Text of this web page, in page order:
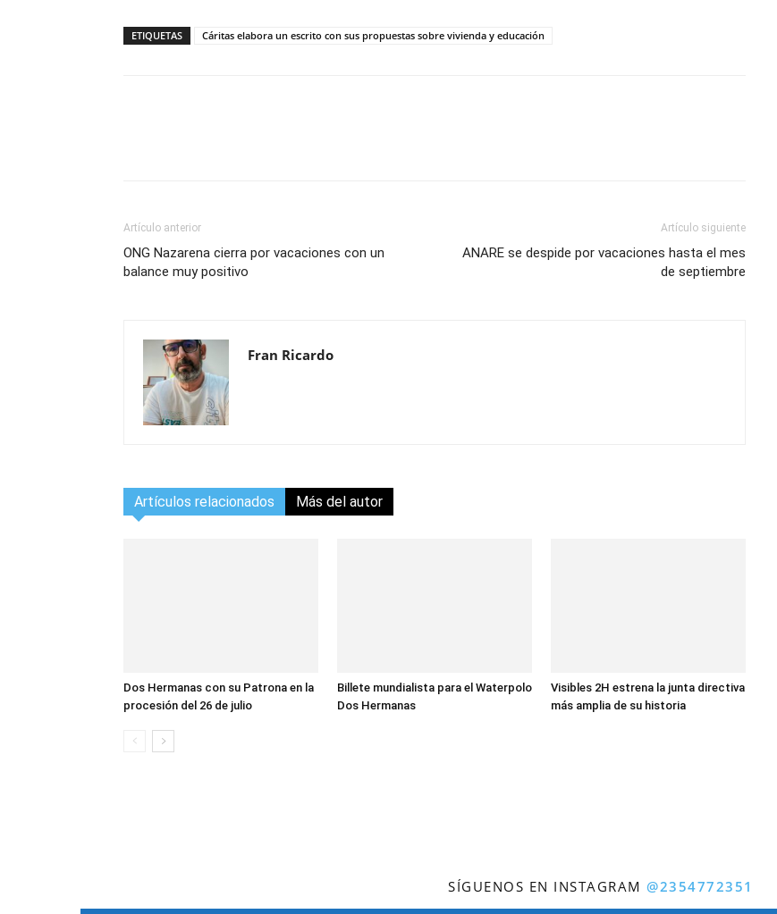
ETIQUETAS Cáritas elabora un escrito con sus propuestas sobre vivienda y educación
Artículo anterior
ONG Nazarena cierra por vacaciones con un
balance muy positivo
Artículo siguiente
ANARE se despide por vacaciones hasta el mes
de septiembre
Fran Ricardo
Artículos relacionados Más del autor
Dos Hermanas con su Patrona en la
procesión del 26 de julio
Billete mundialista para el Waterpolo
Dos Hermanas
Visibles 2H estrena la junta directiva
más amplia de su historia
SÍGUENOS EN INSTAGRAM@2354772351